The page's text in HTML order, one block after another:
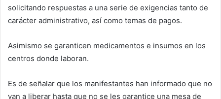
solicitando respuestas a una serie de exigencias tanto de
carácter administrativo, así como temas de pagos.
Asimismo se garanticen medicamentos e insumos en los
centros donde laboran.
Es de señalar que los manifestantes han informado que no
van a liberar hasta que no se les garantice una mesa de